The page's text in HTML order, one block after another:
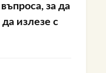
за да
излезе с